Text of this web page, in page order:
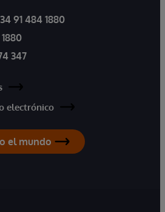
91 484 1880
347
electrónico
el mundo